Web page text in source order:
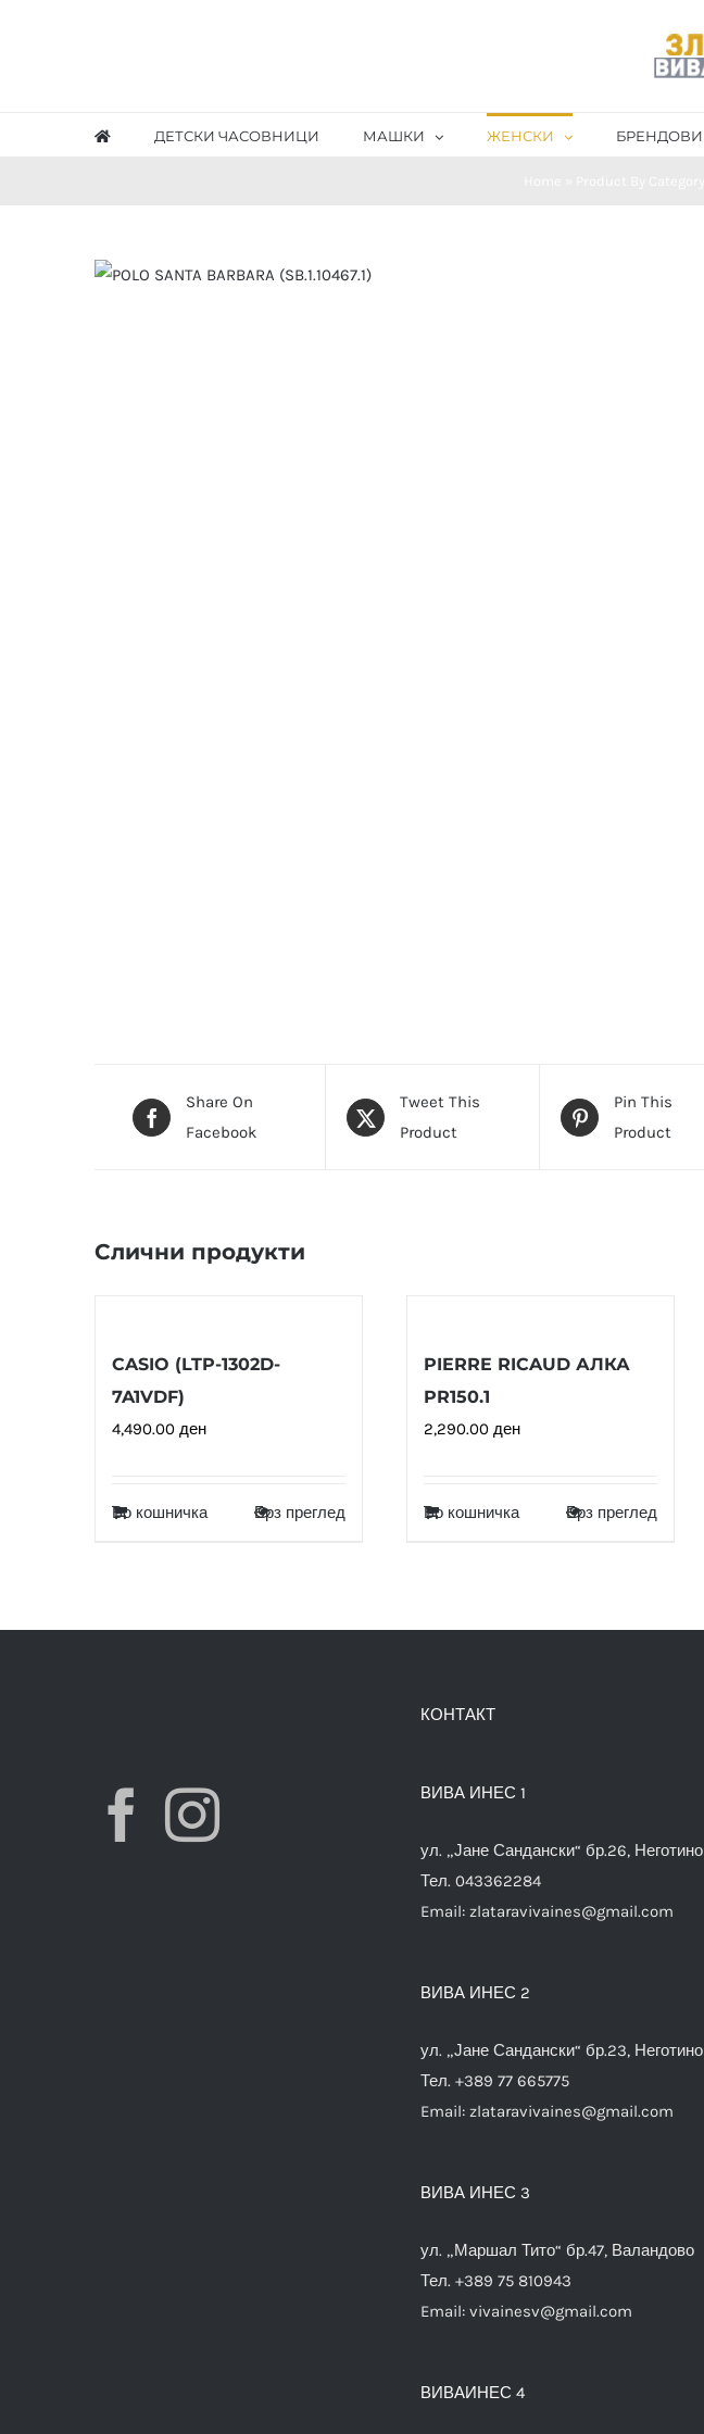
ДЕТСКИ ЧАСОВНИЦИ МАШКИ ЖЕНСКИ БРЕНДОВИ
Share On
Facebook
Tweet This
Product
Pin This
Product
Слични продукти
CASIO (LTP-1302D-
7A1VDF)
4,490.00 ден
Во кошничка Брз преглед
PIERRE RICAUD АЛКА
PR150.1
2,290.00 ден
Во кошничка Брз преглед
КОНТАКТ
ВИВА ИНЕС 1
ул. „Јане Сандански“ бр.26, Неготино
Тел. 043362284
Email: zlataravivaines@gmail.com
ВИВА ИНЕС 2
ул. „Јане Сандански“ бр.23, Неготино
Тел. +389 77 665775
Email: zlataravivaines@gmail.com
ВИВА ИНЕС 3
ул. „Маршал Тито“ бр.47, Валандово
Тел. +389 75 810943
Email: vivainesv@gmail.com
ВИВАИНЕС 4